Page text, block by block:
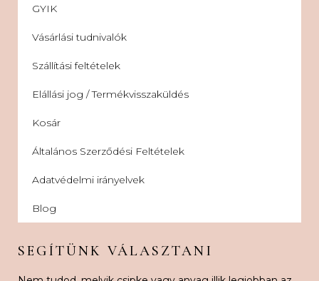
GYIK
Vásárlási tudnivalók
Szállítási feltételek
Elállási jog / Termékvisszaküldés
Kosár
Általános Szerződési Feltételek
Adatvédelmi irányelvek
Blog
SEGÍTÜNK VÁLASZTANI